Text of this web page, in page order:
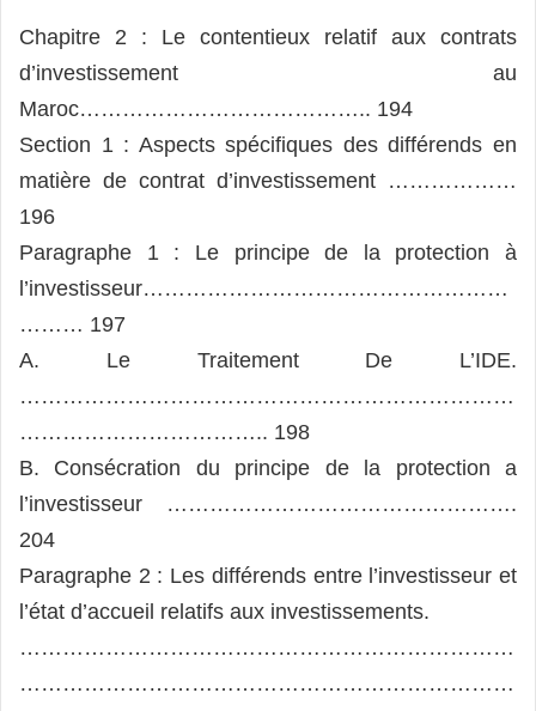
Chapitre 2 : Le contentieux relatif aux contrats
d’investissement au
Maroc………………………………….. 194
Section 1 : Aspects spécifiques des différends en
matière de contrat d’investissement ………………
196
Paragraphe 1 : Le principe de la protection à
l’investisseur……………………………………………
……… 197
A. Le Traitement De L’IDE.
……………………………………………………………
…………………………….. 198
B. Consécration du principe de la protection a
l’investisseur ………………………………………….
204
Paragraphe 2 : Les différends entre l’investisseur et
l’état d’accueil relatifs aux investissements.
……………………………………………………………
……………………………………………………………